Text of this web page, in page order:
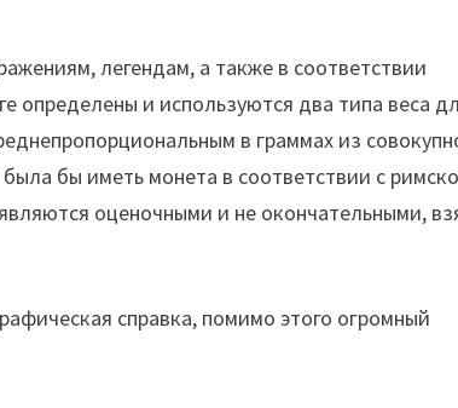
легендам, а также в соответствии
определены и используются два типа веса
в граммах из
бы иметь монета в соответствии с
оценочными и не окончательными,
справка, помимо этого огромный